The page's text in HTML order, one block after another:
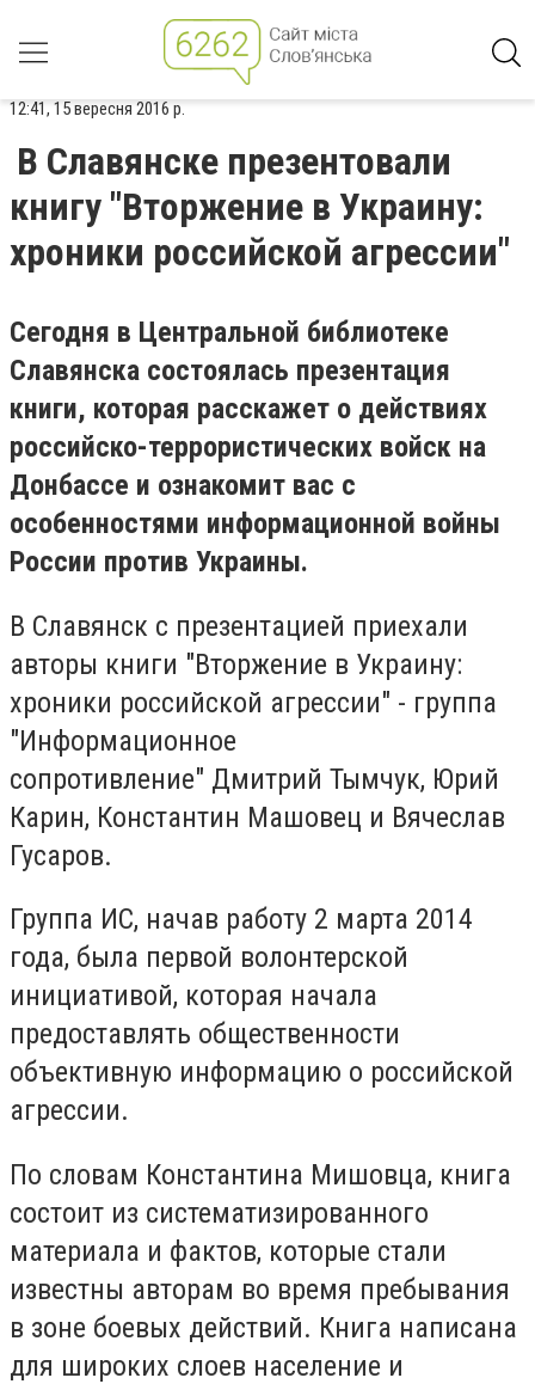
12:41, 15 вересня 2016 р.
В Славянске презентовали
книгу "Вторжение в Украину:
хроники российской агрессии"
Сегодня в Центральной библиотеке
Славянска состоялась презентация
книги, которая расскажет о действиях
российско-террористических войск на
Донбассе и ознакомит вас с
особенностями информационной войны
России против Украины.
В Славянск с презентацией приехали
авторы книги "Вторжение в Украину:
хроники российской агрессии" - группа
"Информационное
сопротивление" Дмитрий Тымчук, Юрий
Карин, Константин Машовец и Вячеслав
Гусаров.
Группа ИС, начав работу 2 марта 2014
года, была первой волонтерской
инициативой, которая начала
предоставлять общественности
объективную информацию о российской
агрессии.
По словам Константина Мишовца, книга
состоит из систематизированного
материала и фактов, которые стали
известны авторам во время пребывания
в зоне боевых действий. Книга написана
для широких слоев население и